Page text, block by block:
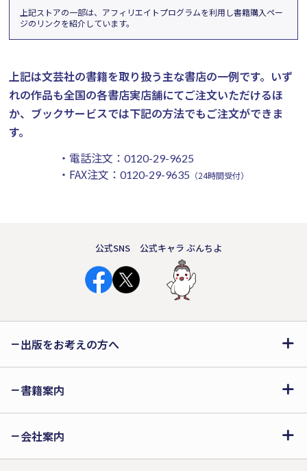
上記ストアの一部は、アフィリエイトプログラムを利用し書籍購入ペー
ジのリンクを紹介しています。
上記は文芸社の書籍を取り扱う主な書店の一例です。 いず
れの作品も全国の各書店実店舗にてご注文いただけるほ
か、ブックサービスでは下記の方法でもご注文ができま
す。
・電話注文： 0120-29-9625
・FAX注文： 0120-29-9635 （24時間受付）
公式SNS 公式キャラ ぶんちよ
出版をお考えの方へ
書籍案内
会社案内